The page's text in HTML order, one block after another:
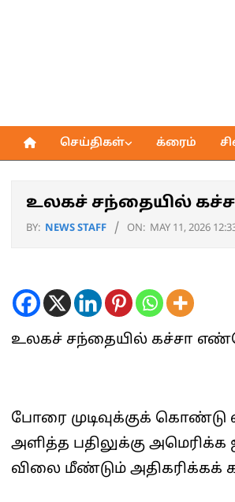
Primary
செய்திகள் க்ரைம்
உலகச் சந்தையில்
BY: NEWS STAFF ON: MAY 11, 2026
உலகச் சந்தையில் கச்சா
போரை முடிவுக்குக்
அளித்த பதிலுக்கு
விலை மீண்டும்